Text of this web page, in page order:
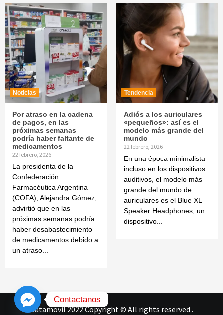
Noticias
Por atraso en la cadena
de pagos, en las
próximas semanas
podría haber faltante de
medicamentos
22 febrero, 2026
La presidenta de la
Confederación
Farmacéutica Argentina
(COFA), Alejandra Gómez,
advirtió que en las
próximas semanas podría
haber desabastecimiento
de medicamentos debido a
un atraso...
Tendencia
Adiós a los auriculares
«pequeños»: así es el
modelo más grande del
mundo
22 febrero, 2026
En una época minimalista
incluso en los dispositivos
auditivos, el modelo más
grande del mundo de
auriculares es el Blue XL
Speaker Headphones, un
dispositivo...
Datamovil 2022 Copyright © All rights reserved .
Contactanos